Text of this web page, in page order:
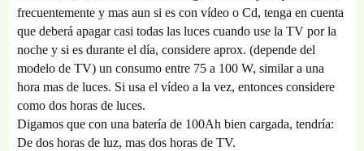
frecuentemente y mas aun si es con vídeo o Cd, tenga en cuenta
que deberá apagar casi todas las luces cuando use la TV por la
noche y si es durante el día, considere aprox. (depende del
modelo de TV) un consumo entre 75 a 100 W, similar a una
hora mas de luces. Si usa el vídeo a la vez, entonces considere
como dos horas de luces.
Digamos que con una batería de 100Ah bien cargada, tendría:
De dos horas de luz, mas dos horas de TV.